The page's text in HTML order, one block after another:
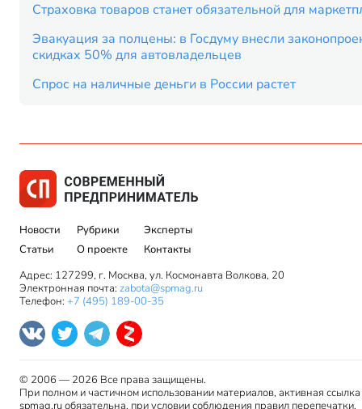
Страховка товаров станет обязательной для
Эвакуация за полцены: в Госдуму внесли
скидках 50% для автовладельцев
Спрос на наличные деньги в России растет
Новости
Статьи
Рубрики
О проекте
Эксперты
Контакты
Адрес: 127299, г. Москва, ул. Космонавта Волкова, 20
Электронная почта: zabota@spmag.ru
Телефон: +7 (495) 189-00-35
© 2006 — 2026 Все права защищены.
При полном и частичном использовании материалов, активная
spmag.ru обязательна, при условии соблюдения правил перепечатки.